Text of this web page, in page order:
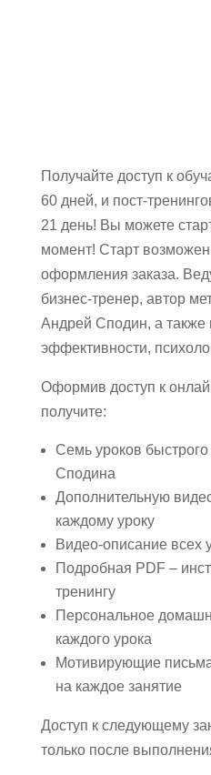
Получайте доступ к
60 дней, и пост-
21 день! Вы можете
момент! Старт возможен
оформления заказа.
бизнес-тренер, автор
Андрей Сподин, а также
эффективности,
Оформив доступ к
получите:
Семь уроков
Сподина
Дополнительную
каждому уроку
Видео-описание всех
Подробная PDF –
тренингу
Персональное
каждого урока
Мотивирующие
на каждое занятие
Доступ к следующему
только после